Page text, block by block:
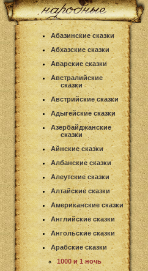
Абазинские сказки
Абхазские сказки
Аварские сказки
Австралийские
сказки
Австрийские сказки
Адыгейские сказки
Азербайджанские
сказки
Айнские сказки
Албанские сказки
Алеутские сказки
Алтайские сказки
Американские сказки
Английские сказки
Ангольские сказки
Арабские сказки
1000 и 1 ночь